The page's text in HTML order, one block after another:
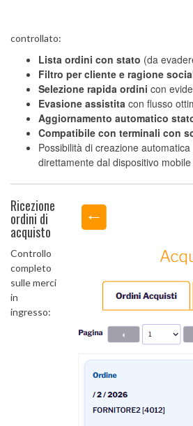
controllato:
Lista ordini con stato (da
Filtro per cliente e ragione
Selezione rapida ordini con
Evasione assistita con flusso
Aggiornamento automatico
Compatibile con terminali con
Possibilità di creazione
direttamente dal dispositivo mobile
Ricezione
ordini di
acquisto
Controllo
completo
sulle merci
in
ingresso: